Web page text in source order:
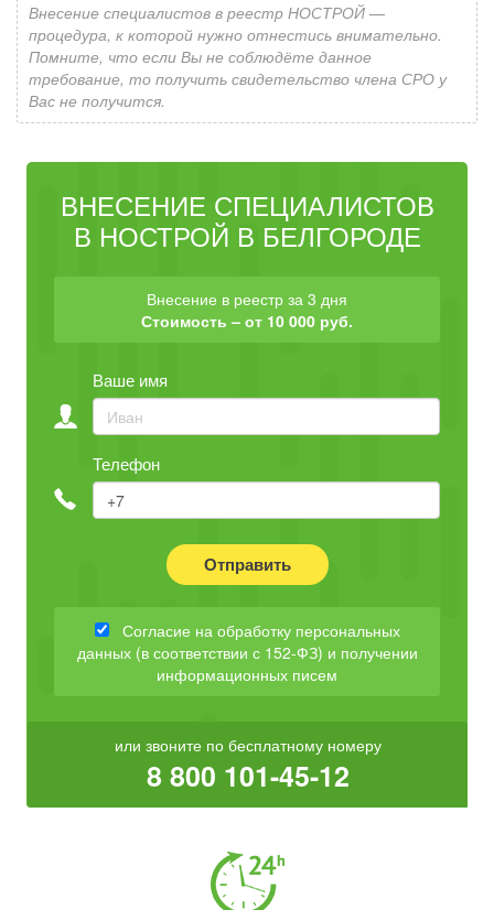
Внесение специалистов в реестр НОСТРОЙ —
процедура, к которой нужно отнестись внимательно.
Помните, что если Вы не соблюдёте данное
требование, то получить свидетельство члена СРО у
Вас не получится.
ВНЕСЕНИЕ СПЕЦИАЛИСТОВ
В НОСТРОЙ В БЕЛГОРОДЕ
Внесение в реестр за 3 дня
Стоимость – от 10 000 руб.
Ваше имя
Телефон
Отправить
Согласие на обработку персональных
данных (в соответствии с 152-ФЗ) и получении
информационных писем
или звоните по бесплатному номеру
8 800 101-45-12